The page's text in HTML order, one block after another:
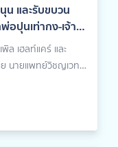
และรับขบวน
อปุนเท่ากง-เจ้า
คง”
ล เฮลท์แคร์ และ
ย นายแพทย์วิชญเวทย์
รงพยาบาลพิษณุเวช
วมรับขบวนอัญเชิญ
ทอง คณะสิงโต 9 หัว